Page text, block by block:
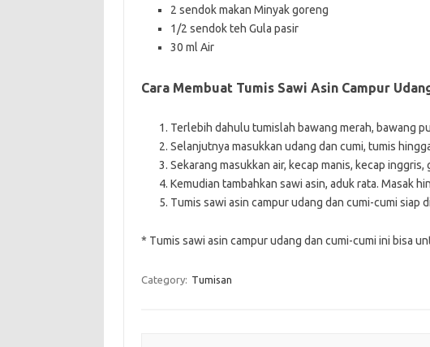
2 sendok makan Minyak goreng
1/2 sendok teh Gula pasir
30 ml Air
Cara Membuat Tumis Sawi Asin Campur
Terlebih dahulu tumislah bawang merah, bawang
Selanjutnya masukkan udang dan cumi, tumis
Sekarang masukkan air, kecap manis, kecap
Kemudian tambahkan sawi asin, aduk rata. Masak
Tumis sawi asin campur udang dan cumi-cumi siap
* Tumis sawi asin campur udang dan cumi-cumi ini bisa
Category: Tumisan